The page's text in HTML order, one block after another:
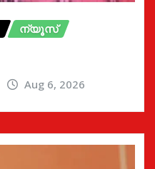
ന്യൂസ്
Aug 6, 2026